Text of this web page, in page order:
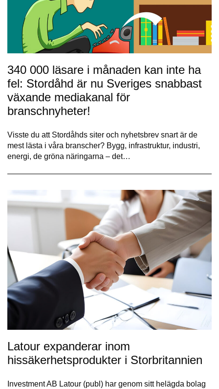
340 000 läsare i månaden kan inte ha
fel: Stordåhd är nu Sveriges snabbast
växande mediakanal för
branschnyheter!
Visste du att Stordåhds siter och nyhetsbrev snart är de
mest lästa i våra branscher? Bygg, infrastruktur, industri,
energi, de gröna näringarna – det…
Latour expanderar inom
hissäkerhetsprodukter i Storbritannien
Investment AB Latour (publ) har genom sitt helägda bolag